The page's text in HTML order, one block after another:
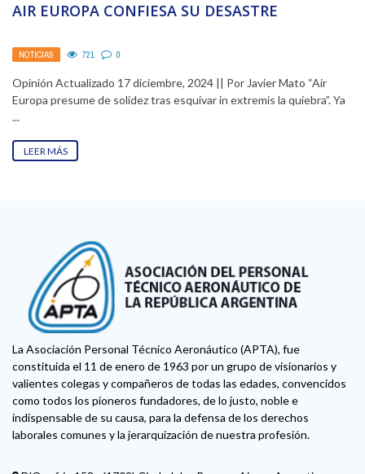
AIR EUROPA CONFIESA SU DESASTRE
NOTICIAS 721 0
Opinión Actualizado 17 diciembre, 2024 || Por Javier Mato “Air
Europa presume de solidez tras esquivar in extremis la quiebra”. Ya
...
LEER MÁS
La Asociación Personal Técnico Aeronáutico (APTA), fue
constituida el 11 de enero de 1963 por un grupo de visionarios y
valientes colegas y compañeros de todas las edades, convencidos
como todos los pioneros fundadores, de lo justo, noble e
indispensable de su causa, para la defensa de los derechos
laborales comunes y la jerarquización de nuestra profesión.